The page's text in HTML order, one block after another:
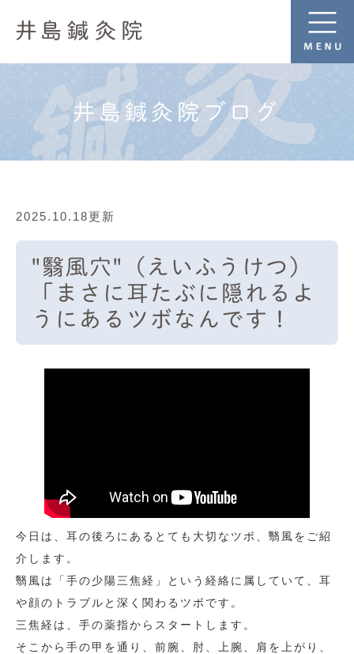
井島鍼灸院ブログ
2025.10.18更新
"翳風穴"（えいふうけつ）
「まさに耳たぶに隠れるよ
うにあるツボなんです！
今日は、耳の後ろにあるとても大切なツボ、翳風をご紹
介します。
翳風は「手の少陽三焦経」という経絡に属していて、耳
や顔のトラブルと深く関わるツボです。
三焦経は、手の薬指からスタートします。
そこから手の甲を通り、前腕、肘、上腕、肩を上がり、